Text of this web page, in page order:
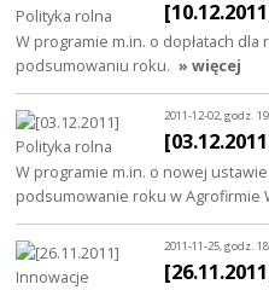
W programie m.in. o dopłatach
podsumowaniu roku. » więcej
2011-12-02, godz.
W programie m.in. o nowej
podsumowanie roku w Agrofirmie
2011-11-25, godz.